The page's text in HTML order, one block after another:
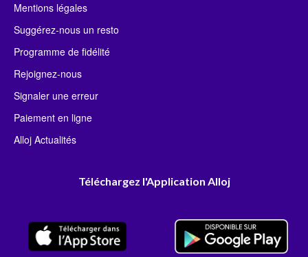
Mentions légales
Suggérez-nous un resto
Programme de fidélité
Rejoignez-nous
Signaler une erreur
Paiement en ligne
Alloj Actualités
Téléchargez l'Application Alloj